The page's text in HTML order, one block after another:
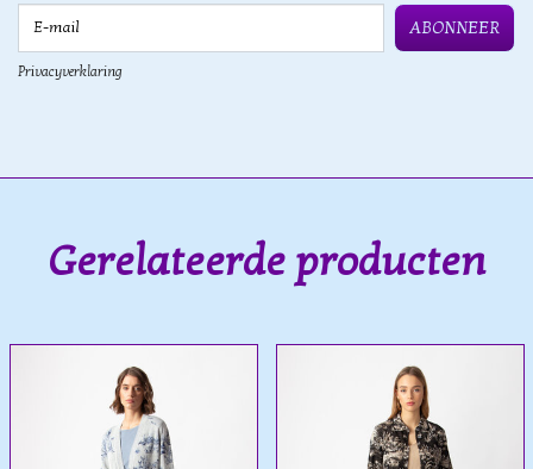
ABONNEER
Privacyverklaring
Gerelateerde producten